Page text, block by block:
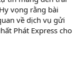
vọng rằng bài
về dịch vụ gửi
Phát Express cho